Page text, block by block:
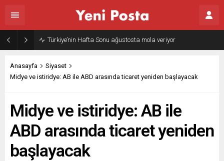
Türkiye’nin Hafta Sonu ağustosta mola veriyor
Anasayfa
Siyaset
Midye ve istiridye: AB ile ABD arasında ticaret yeniden başlayacak
Midye ve istiridye: AB ile
ABD arasında ticaret yeniden
başlayacak